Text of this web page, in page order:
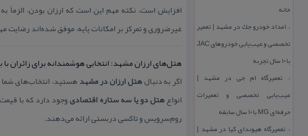
خانه
:: امداد خودرو جك در مشهد | تعمیر
تخصصی و عیب‌یابی خودروهای JAC
با ۱۰ سال تجربه
:: تعمیرگاه ام جی در مشهد |
عیب‌یابی تخصصی و تعمیرات
حرفه‌ای MG با ۱۰ سال سابقه
:: تعمیرگاه هیوندای كیا در مشهد |
افزایش است. نكته مهم این است كه ارزان بودن، الزماً
غیرضروری و تمركز بر امكانات پایه، موفق شده‌اند رضایت
هتل‌های ارزان مشهد: انتخابی هوشمندانه برای زائران
اگر به دنبالهتل ارزان در مشهدهستید، انتخاب‌های شما
انواعهتل دو یا سه ستاره اقتصادیوجود دارد كه با
روم‌سرویس و تاكسی دربستی ارائه می‌دهند.